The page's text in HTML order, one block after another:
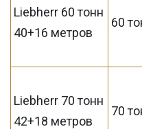
Liebherr 60 тонн
40+16 метров
60
Liebherr 70 тонн
42+18 метров
70